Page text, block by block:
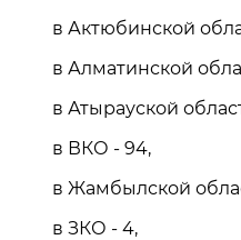
в Актюбинской
в Алматинской
в Атырауской
в ВКО - 94,
в Жамбылской
в ЗКО - 4,